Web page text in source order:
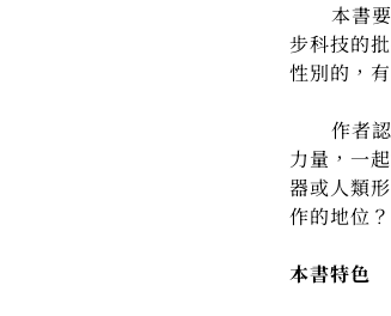
本書要
步科技的
性別的，
作者認
力量，一
器或人類
作的地位？
本書特色